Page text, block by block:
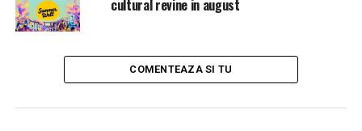
cultural revine in august
COMENTEAZA SI TU